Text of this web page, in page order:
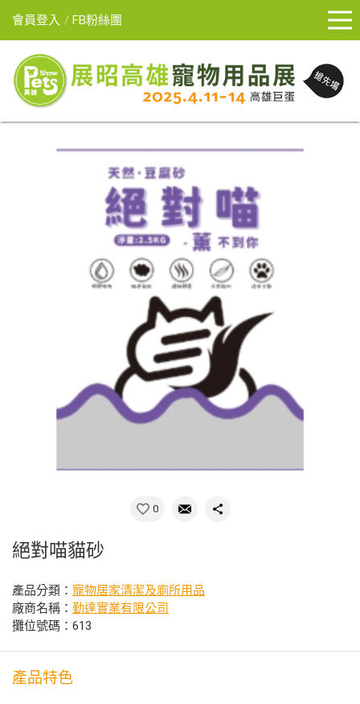
會員登入 FB粉絲團
0
絕對喵貓砂
產品分類： 寵物居家清潔及廁所用品
廠商名稱： 勤達實業有限公司
攤位號碼：613
產品特色